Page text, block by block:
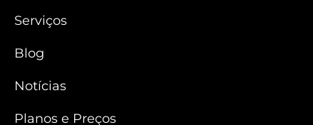
Serviços
Blog
Notícias
Planos e Preços